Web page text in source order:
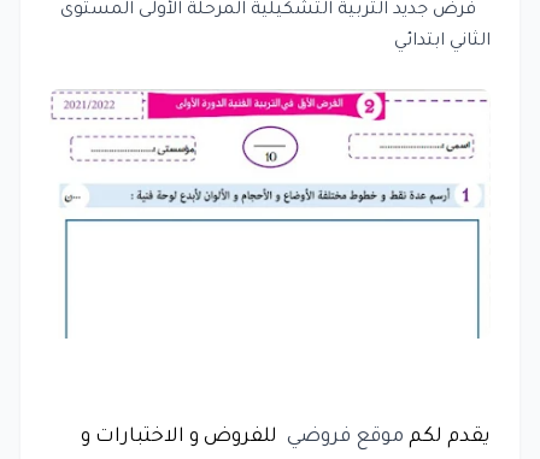
فرض جديد التربية التشكيلية المرحلة الأولى المستوى
الثاني ابتدائي
يقدم لكم موقع فروضي
للفروض و الاختبارات و